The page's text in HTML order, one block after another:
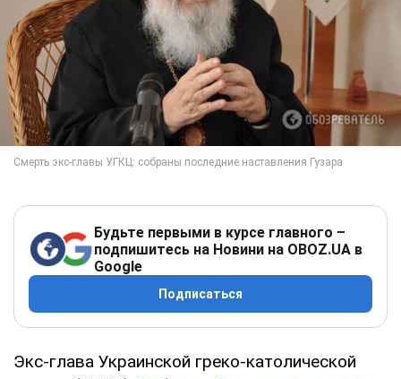
Будьте первыми в курсе главного –
подпишитесь на Новини на OBOZ.UA в
Google
Подписаться
Экс-глава Украинской греко-католической